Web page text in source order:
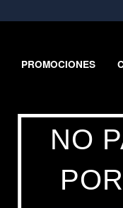
PROMOCIONES
NO